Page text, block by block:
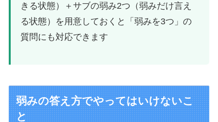
きる状態）＋サブの弱み2つ（弱みだけ言え
る状態）を用意しておくと「弱みを3つ」の
質問にも対応できます
弱みの答え方でやってはいけないこ
と